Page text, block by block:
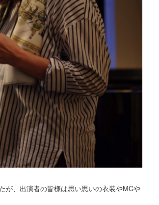
が、出演者の皆様は思い思いの衣装やMCや